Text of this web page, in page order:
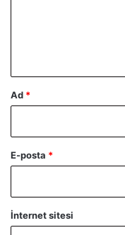
Ad *
E-posta *
İnternet sitesi